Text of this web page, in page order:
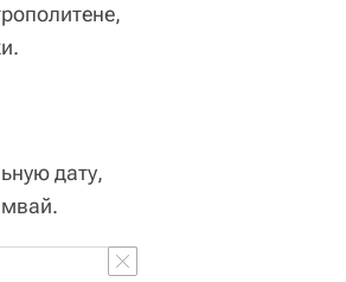
дату,